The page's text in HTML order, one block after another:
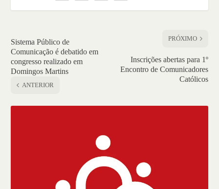
Sistema Público de
Comunicação é debatido em
congresso realizado em
Domingos Martins
ANTERIOR
PRÓXIMO
Inscrições abertas para 1º
Encontro de Comunicadores
Católicos